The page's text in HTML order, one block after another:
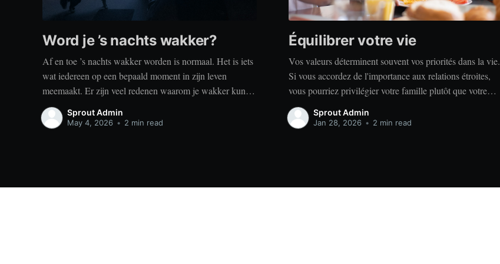
Word je ’s nachts wakker?
Af en toe ’s nachts wakker worden is normaal. Het is iets
wat iedereen op een bepaald moment in zijn leven
meemaakt. Er zijn veel redenen waarom je wakker kunt
worden, zoals stress, naar het toilet moeten, je omgeving
of medische aandoeningen die je slaap beïnvloeden. Dit
Sprout Admin
May 4, 2026 • 2 min read
Équilibrer votre vie
Vos valeurs déterminent souvent vos priorités dans la vie.
Si vous accordez de l'importance aux relations étroites,
vous pourriez privilégier votre famille plutôt que votre
indépendance. Si vous accordez de l'importance à la
réussite, vous privilégierez peut-être le travail acharné
Sprout Admin
Jan 28, 2026 • 2 min read